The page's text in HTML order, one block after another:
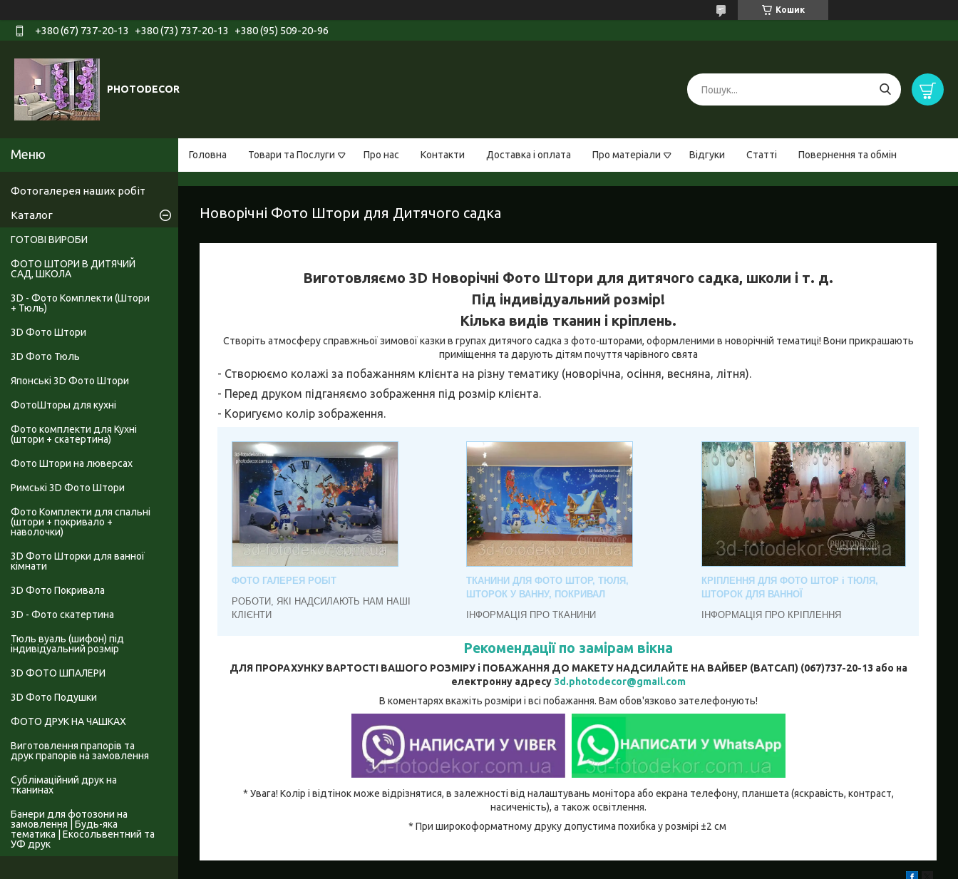
Кошик
+380 (67) 737-20-13 +380 (73) 737-20-13 +380 (95) 509-20-96
PHOTODECOR
Головна Товари та Послуги Про нас Контакти Доставка і оплата Про матеріали Відгуки Статті Повернення та обмін
Новорічні Фото Штори для Дитячого садка
Виготовляємо 3D Новорічні Фото Штори для дитячого садка, школи і т. д.
Під індивідуальний розмір!
Кілька видів тканин і кріплень.
Створіть атмосферу справжньої зимової казки в групах дитячого садка з фото-шторами, оформленими в новорічній тематиці! Вони прикрашають
приміщення та дарують дітям почуття чарівного свята
- Створюємо колажі за побажанням клієнта на різну тематику (новорічна, осіння, весняна, літня).
- Перед друком підганяємо зображення під розмір клієнта.
- Коригуємо колір зображення.
ФОТО ГАЛЕРЕЯ РОБІТ
РОБОТИ, ЯКІ НАДСИЛАЮТЬ НАМ НАШІ
КЛІЄНТИ
ТКАНИНИ ДЛЯ ФОТО ШТОР, ТЮЛЯ,
ШТОРОК У ВАННУ, ПОКРИВАЛ
ІНФОРМАЦІЯ ПРО ТКАНИНИ
КРІПЛЕННЯ ДЛЯ ФОТО ШТОР і ТЮЛЯ,
ШТОРОК ДЛЯ ВАННОЇ
ІНФОРМАЦІЯ ПРО КРІПЛЕННЯ
Рекомендації по замірам вікна
ДЛЯ ПРОРАХУНКУ ВАРТОСТІ ВАШОГО РОЗМІРУ і ПОБАЖАННЯ ДО МАКЕТУ НАДСИЛАЙТЕ НА ВАЙБЕР (ВАТСАП) (067)737-20-13 або на
електронну адресу 3d.photodecor@gmail.com
В коментарях вкажіть розміри і всі побажання. Вам обов'язково зателефонують!
* Увага! Колір і відтінок може відрізнятися, в залежності від налаштувань монітора або екрана телефону, планшета (яскравість, контраст,
насиченість), а також освітлення.
* При широкоформатному друку допустима похибка у розмірі ±2 см
Фотогалерея наших робіт
Каталог
ГОТОВІ ВИРОБИ
ФОТО ШТОРИ В ДИТЯЧИЙ
САД, ШКОЛА
3D - Фото Комплекти (Штори
+ Тюль)
3D Фото Штори
3D Фото Тюль
Японські 3D Фото Штори
ФотоШторы для кухні
Фото комплекти для Кухні
(штори + скатертина)
Фото Штори на люверсах
Римські 3D Фото Штори
Фото Комплекти для спальні
(штори + покривало +
наволочки)
3D Фото Шторки для ванної
кімнати
3D Фото Покривала
3D - Фото скатертина
Тюль вуаль (шифон) під
індивідуальний розмір
3D ФОТО ШПАЛЕРИ
3D Фото Подушки
ФОТО ДРУК НА ЧАШКАХ
Виготовлення прапорів та
друк прапорів на замовлення
Сублімаційний друк на
тканинах
Банери для фотозони на
замовлення | Будь-яка
тематика | Екосольвентний та
УФ друк